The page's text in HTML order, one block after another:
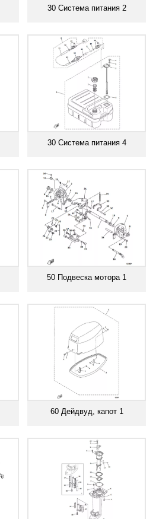
30 Система питания 2
30 Система питания 4
50 Подвеска мотора 1
60 Дейдвуд, капот 1